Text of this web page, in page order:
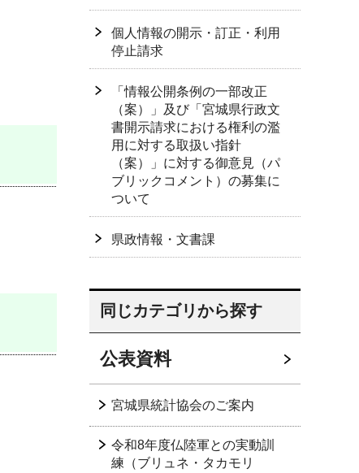
個人情報の開示・訂正・利用
停止請求
「情報公開条例の一部改正
（案）」及び「宮城県行政文
書開示請求における権利の濫
用に対する取扱い指針
（案）」に対する御意見（パ
ブリックコメント）の募集に
ついて
県政情報・文書課
同じカテゴリから探す
公表資料
宮城県統計協会のご案内
令和8年度仏陸軍との実動訓
練（ブリュネ・タカモリ